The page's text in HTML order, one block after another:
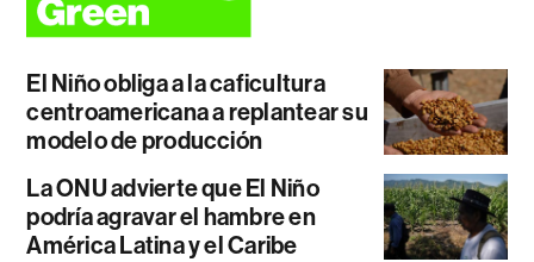
El Niño obliga a la caficultura
centroamericana a replantear su
modelo de producción
La ONU advierte que El Niño
podría agravar el hambre en
América Latina y el Caribe